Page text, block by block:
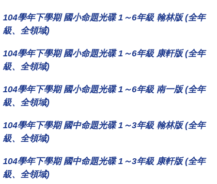
104學年下學期 國小命題光碟 1～6年級 翰林版 (全年
級、全領域)
104學年下學期 國小命題光碟 1～6年級 康軒版 (全年
級、全領域)
104學年下學期 國小命題光碟 1～6年級 南一版 (全年
級、全領域)
104學年下學期 國中命題光碟 1～3年級 翰林版 (全年
級、全領域)
104學年下學期 國中命題光碟 1～3年級 康軒版 (全年
級、全領域)